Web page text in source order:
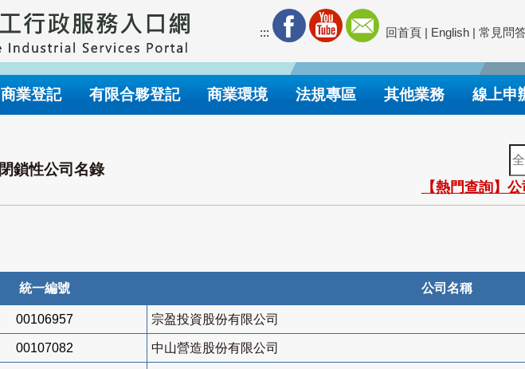
::: 回首頁 | English | 常見問
商業登記 有限合夥登記 商業環境 法規專區 其他業務 線上申
閉鎖性公司名錄
全
站
檢
索
【熱門查詢】
統一編號 公司名稱
00106957 宗盈投資股份有限公司
00107082 中山營造股份有限公司